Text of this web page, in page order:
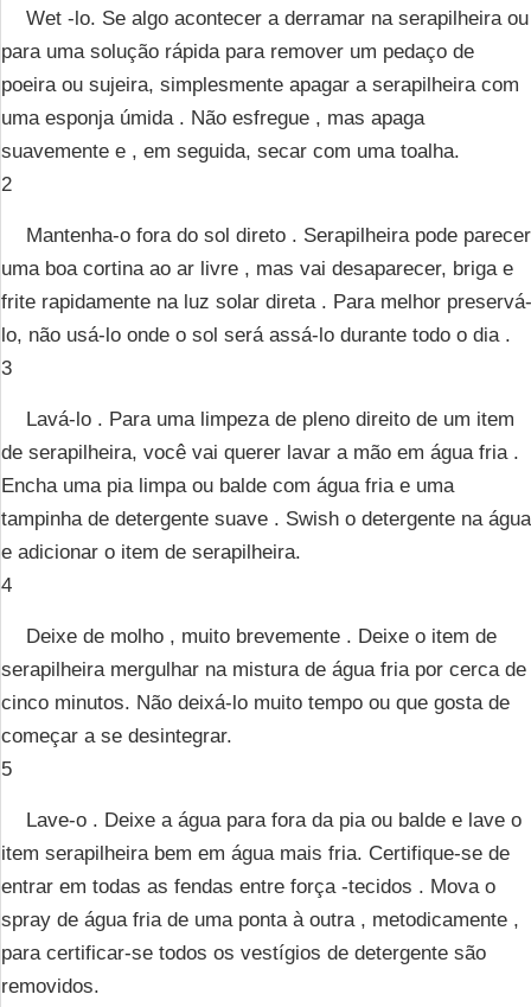
Wet -lo. Se algo acontecer a derramar na serapilheira ou
para uma solução rápida para remover um pedaço de
poeira ou sujeira, simplesmente apagar a serapilheira com
uma esponja úmida . Não esfregue , mas apaga
suavemente e , em seguida, secar com uma toalha.
2
Mantenha-o fora do sol direto . Serapilheira pode parecer
uma boa cortina ao ar livre , mas vai desaparecer, briga e
frite rapidamente na luz solar direta . Para melhor preservá-
lo, não usá-lo onde o sol será assá-lo durante todo o dia .
3
Lavá-lo . Para uma limpeza de pleno direito de um item
de serapilheira, você vai querer lavar a mão em água fria .
Encha uma pia limpa ou balde com água fria e uma
tampinha de detergente suave . Swish o detergente na água
e adicionar o item de serapilheira.
4
Deixe de molho , muito brevemente . Deixe o item de
serapilheira mergulhar na mistura de água fria por cerca de
cinco minutos. Não deixá-lo muito tempo ou que gosta de
começar a se desintegrar.
5
Lave-o . Deixe a água para fora da pia ou balde e lave o
item serapilheira bem em água mais fria. Certifique-se de
entrar em todas as fendas entre força -tecidos . Mova o
spray de água fria de uma ponta à outra , metodicamente ,
para certificar-se todos os vestígios de detergente são
removidos.